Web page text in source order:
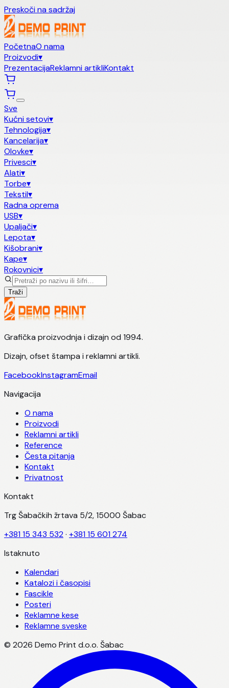
Preskoči na sadržaj
PočetnaO nama
Proizvodi▾
PrezentacijaReklamni artikliKontakt
Sve
Kućni setovi▾
Tehnologija▾
Kancelarija▾
Olovke▾
Privesci▾
Alati▾
Torbe▾
Tekstil▾
Radna oprema
USB▾
Upaljači▾
Lepota▾
Kišobrani▾
Kape▾
Rokovnici▾
Traži
Grafička proizvodnja i dizajn od 1994.
Dizajn, ofset štampa i reklamni artikli.
FacebookInstagramEmail
Navigacija
O nama
Proizvodi
Reklamni artikli
Reference
Česta pitanja
Kontakt
Privatnost
Kontakt
Trg Šabačkih žrtava 5/2, 15000 Šabac
+381 15 343 532· +381 15 601 274
Istaknuto
Kalendari
Katalozi i časopisi
Fascikle
Posteri
Reklamne kese
Reklamne sveske
© 2026 Demo Print d.o.o. Šabac